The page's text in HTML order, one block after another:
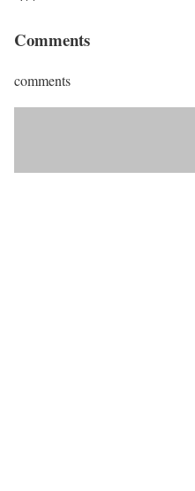
Comments
comments